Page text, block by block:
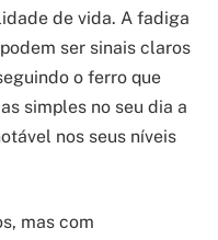
de vida. A fadiga
ser sinais claros
o ferro que
simples no seu dia a
nos seus níveis
mas com